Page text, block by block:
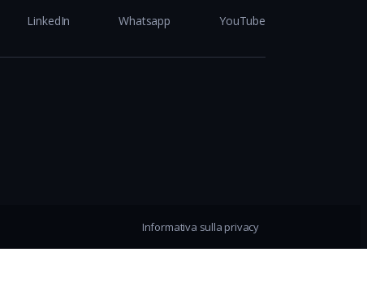
LinkedIn Whatsapp YouTube
Informativa sulla privacy